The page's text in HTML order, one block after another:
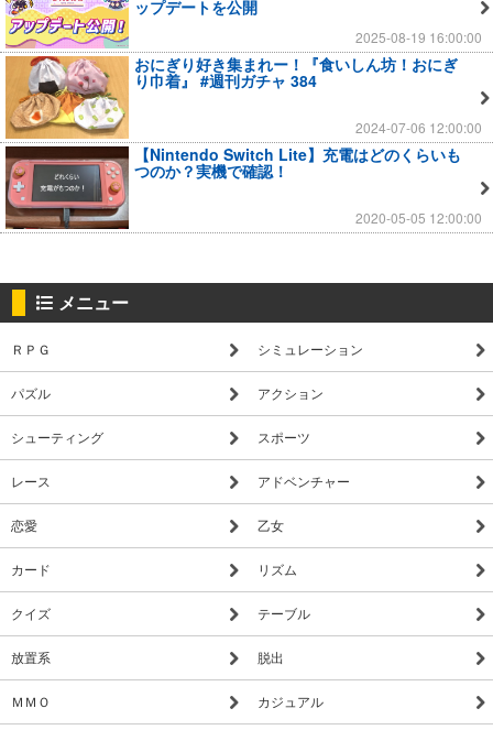
ップデートを公開
2025-08-19 16:00:00
おにぎり好き集まれー！『食いしん坊！おにぎ
り巾着』 #週刊ガチャ 384
2024-07-06 12:00:00
【Nintendo Switch Lite】充電はどのくらいも
つのか？実機で確認！
2020-05-05 12:00:00
メニュー
ＲＰＧ シミュレーション
パズル アクション
シューティング スポーツ
レース アドベンチャー
恋愛 乙女
カード リズム
クイズ テーブル
放置系 脱出
ＭＭＯ カジュアル